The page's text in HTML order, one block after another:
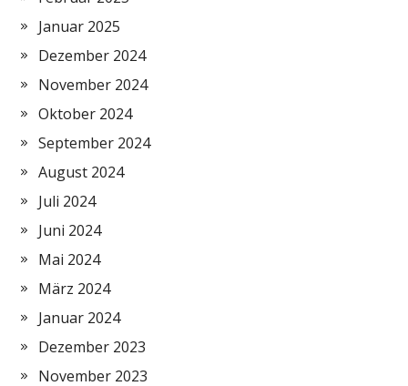
Januar 2025
Dezember 2024
November 2024
Oktober 2024
September 2024
August 2024
Juli 2024
Juni 2024
Mai 2024
März 2024
Januar 2024
Dezember 2023
November 2023